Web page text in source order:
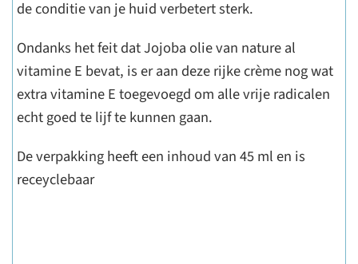
de conditie van je huid verbetert sterk.
Ondanks het feit dat Jojoba olie van nature al
vitamine E bevat, is er aan deze rijke crème nog wat
extra vitamine E toegevoegd om alle vrije radicalen
echt goed te lijf te kunnen gaan.
De verpakking heeft een inhoud van 45 ml en is
receyclebaar